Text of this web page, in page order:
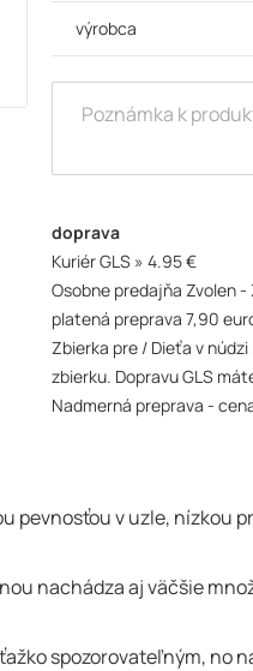
výrobca
doprava
Kuriér GLS
4.95 €
Osobne predajňa Zvolen -
platená preprava 7,90
Zbierka pre / Dieťa v
zbierku. Dopravu GLS
Nadmerná preprava -
v uzle, nízkou
nachádza aj väčšie
spozorovateľným,